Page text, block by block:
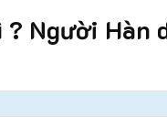
Người Hàn